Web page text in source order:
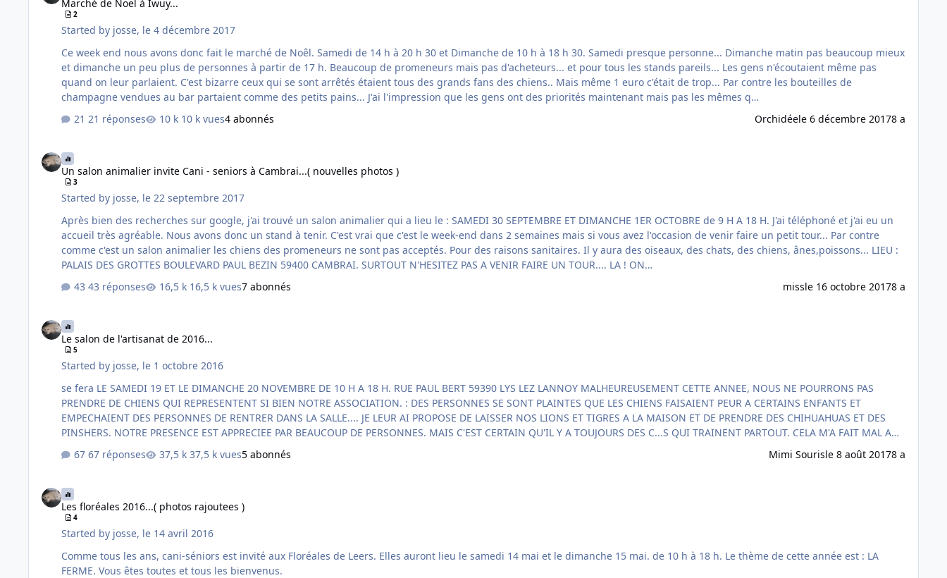
Marché de Noël à Iwuy...
2
Started by josse, le 4 décembre 2017
Ce week end nous avons donc fait le marché de Noêl. Samedi de 14 h à 20 h 30 et Dimanche de 10 h à 18 h 30. Samedi presque personne... Dimanche matin pas beaucoup mieux
et dimanche un peu plus de personnes à partir de 17 h. Beaucoup de promeneurs mais pas d'acheteurs... et pour tous les stands pareils... Les gens n'écoutaient même pas
quand on leur parlaient. C'est bizarre ceux qui se sont arrêtés étaient tous des grands fans des chiens.. Mais même 1 euro c'était de trop... Par contre les bouteilles de
champagne vendues au bar partaient comme des petits pains... J'ai l'impression que les gens ont des priorités maintenant mais pas les mêmes q…
21 réponses
10 k vues4 abonnés Orchidéele 6 décembre 20178 a
Un salon animalier invite Cani - seniors à Cambrai...( nouvelles photos )
3
Started by josse, le 22 septembre 2017
Après bien des recherches sur google, j'ai trouvé un salon animalier qui a lieu le : SAMEDI 30 SEPTEMBRE ET DIMANCHE 1ER OCTOBRE de 9 H A 18 H. J'ai téléphoné et j'ai eu un
accueil très agréable. Nous avons donc un stand à tenir. C'est vrai que c'est le week-end dans 2 semaines mais si vous avez l'occasion de venir faire un petit tour... Par contre
comme c'est un salon animalier les chiens des promeneurs ne sont pas acceptés. Pour des raisons sanitaires. Il y aura des oiseaux, des chats, des chiens, ânes,poissons... LIEU :
PALAIS DES GROTTES BOULEVARD PAUL BEZIN 59400 CAMBRAI. SURTOUT N'HESITEZ PAS A VENIR FAIRE UN TOUR.... LA ! ON…
43 réponses
16,5 k vues7 abonnés missle 16 octobre 20178 a
Le salon de l'artisanat de 2016...
5
Started by josse, le 1 octobre 2016
se fera LE SAMEDI 19 ET LE DIMANCHE 20 NOVEMBRE DE 10 H A 18 H. RUE PAUL BERT 59390 LYS LEZ LANNOY MALHEUREUSEMENT CETTE ANNEE, NOUS NE POURRONS PAS
PRENDRE DE CHIENS QUI REPRESENTENT SI BIEN NOTRE ASSOCIATION. : DES PERSONNES SE SONT PLAINTES QUE LES CHIENS FAISAIENT PEUR A CERTAINS ENFANTS ET
EMPECHAIENT DES PERSONNES DE RENTRER DANS LA SALLE.... JE LEUR AI PROPOSE DE LAISSER NOS LIONS ET TIGRES A LA MAISON ET DE PRENDRE DES CHIHUAHUAS ET DES
PINSHERS. NOTRE PRESENCE EST APPRECIEE PAR BEAUCOUP DE PERSONNES. MAIS C'EST CERTAIN QU'IL Y A TOUJOURS DES C...S QUI TRAINENT PARTOUT. CELA M'A FAIT MAL AU
COEUR, MAIS ON IRA QUAND MÊME CAR CEL…
67 réponses 37,5 k vues5 abonnés Mimi Sourisle 8 août 20178 a
Les floréales 2016...( photos rajoutees )
4
Started by josse, le 14 avril 2016
Comme tous les ans, cani-séniors est invité aux Floréales de Leers. Elles auront lieu le samedi 14 mai et le dimanche 15 mai. de 10 h à 18 h. Le thème de cette année est : LA
FERME. Vous êtes toutes et tous les bienvenus.